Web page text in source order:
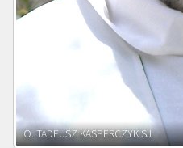
O. ADNRZEJ LEŚNIARA SJ